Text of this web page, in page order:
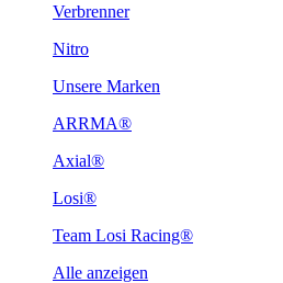
Verbrenner
Nitro
Unsere Marken
ARRMA®
Axial®
Losi®
Team Losi Racing®
Alle anzeigen